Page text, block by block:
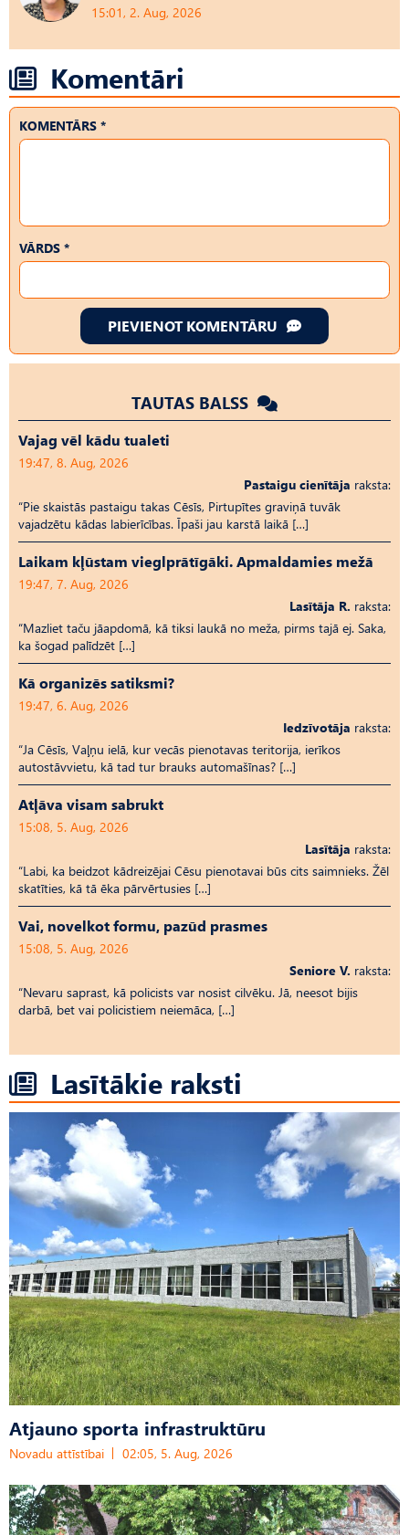
15:01, 2. Aug, 2026
Komentāri
KOMENTĀRS *
VĀRDS *
PIEVIENOT KOMENTĀRU
TAUTAS BALSS
Vajag vēl kādu tualeti
19:47, 8. Aug, 2026
Pastaigu cienītāja raksta:
“Pie skaistās pastaigu takas Cēsīs, Pirtupītes graviņā tuvāk
vajadzētu kādas labierīcības. Īpaši jau karstā laikā […]
Laikam kļūstam vieglprātīgāki. Apmaldamies mežā
19:47, 7. Aug, 2026
Lasītāja R. raksta:
“Mazliet taču jāapdomā, kā tiksi laukā no meža, pirms tajā ej. Saka,
ka šogad palīdzēt […]
Kā organizēs satiksmi?
19:47, 6. Aug, 2026
Iedzīvotāja raksta:
“Ja Cēsīs, Vaļņu ielā, kur vecās pienotavas teritorija, ierīkos
autostāvvietu, kā tad tur brauks automašīnas? […]
Atļāva visam sabrukt
15:08, 5. Aug, 2026
Lasītāja raksta:
“Labi, ka beidzot kādreizējai Cēsu pienotavai būs cits saimnieks. Žēl
skatīties, kā tā ēka pārvērtusies […]
Vai, novelkot formu, pazūd prasmes
15:08, 5. Aug, 2026
Seniore V. raksta:
“Nevaru saprast, kā policists var nosist cilvēku. Jā, neesot bijis
darbā, bet vai policistiem neiemāca, […]
Lasītākie raksti
Atjauno sporta infrastruktūru
Novadu attīstībai 02:05, 5. Aug, 2026